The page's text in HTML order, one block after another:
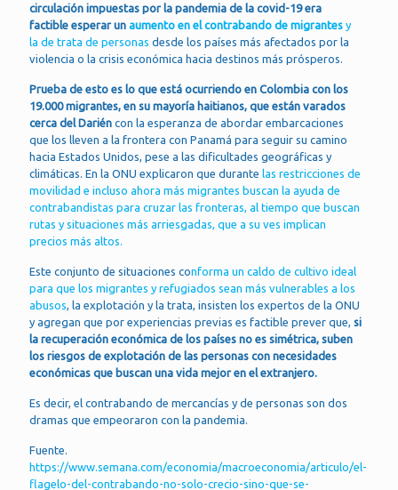
circulación impuestas por la pandemia de la covid-19 era
factible esperar un aumento en el contrabando de migrantes y
la de trata de personas desde los países más afectados por la
violencia o la crisis económica hacia destinos más prósperos.
Prueba de esto es lo que está ocurriendo en Colombia con los
19.000 migrantes, en su mayoría haitianos, que están varados
cerca del Darién con la esperanza de abordar embarcaciones
que los lleven a la frontera con Panamá para seguir su camino
hacia Estados Unidos, pese a las dificultades geográficas y
climáticas. En la ONU explicaron que durante las restricciones de
movilidad e incluso ahora más migrantes buscan la ayuda de
contrabandistas para cruzar las fronteras, al tiempo que buscan
rutas y situaciones más arriesgadas, que a su ves implican
precios más altos.
Este conjunto de situaciones conforma un caldo de cultivo ideal
para que los migrantes y refugiados sean más vulnerables a los
abusos, la explotación y la trata, insisten los expertos de la ONU
y agregan que por experiencias previas es factible prever que, si
la recuperación económica de los países no es simétrica, suben
los riesgos de explotación de las personas con necesidades
económicas que buscan una vida mejor en el extranjero.
Es decir, el contrabando de mercancías y de personas son dos
dramas que empeoraron con la pandemia.
Fuente.
https://www.semana.com/economia/macroeconomia/articulo/el-
flagelo-del-contrabando-no-solo-crecio-sino-que-se-